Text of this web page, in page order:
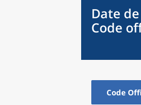
Date
Code
Code